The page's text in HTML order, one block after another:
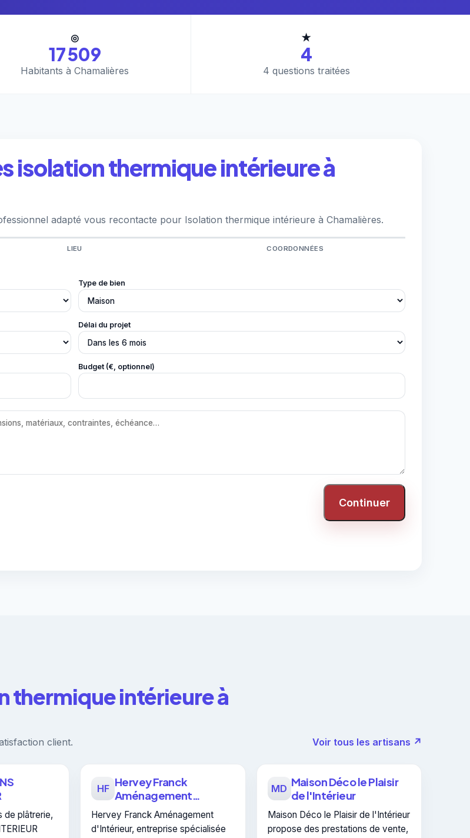
◎
17 509
Habitants à Chamalières
★
4
4 questions traitées
isolation thermique intérieure à
adapté vous recontacte pour Isolation thermique intérieure à Chamalières.
LIEU COORDONNÉES
Type de bien
Délai du projet
Budget (€, optionnel)
Continuer
thermique intérieure à
client. Voir tous les artisans ↗
de plâtrerie,
HF Hervey Franck
Aménagement
d'Intérieur
Hervey Franck Aménagement
d'Intérieur, entreprise spécialisée
MD Maison Déco le Plaisir
de l'Intérieur
Maison Déco le Plaisir de l'Intérieur
propose des prestations de vente,